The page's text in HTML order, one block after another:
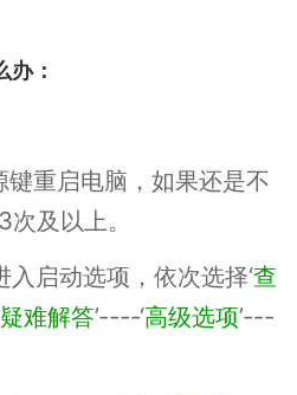
：
重启电脑，如果还是不
及以上。
启动选项，依次选择‘查
疑难解答’----‘高级选项’---